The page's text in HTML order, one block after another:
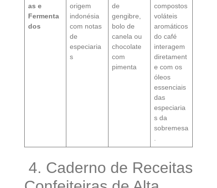
as e
Fermenta
dos
origem
indonésia
com notas
de
especiaria
s
de
gengibre,
bolo de
canela ou
chocolate
com
pimenta
compostos
voláteis
aromáticos
do café
interagem
diretament
e com os
óleos
essenciais
das
especiaria
s da
sobremesa
4. Caderno de Receitas